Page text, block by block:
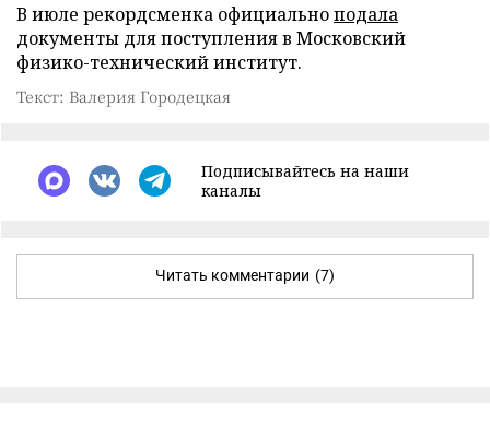
В июле рекордсменка официальноподала
документы для поступления в Московский
физико-технический институт.
Текст: Валерия Городецкая
Подписывайтесь на наши
каналы
Читать комментарии (7)